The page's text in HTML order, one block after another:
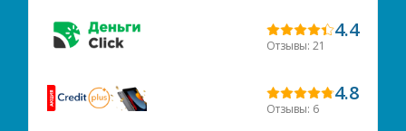
4.4
Отзывы: 21
4.8
Отзывы: 6